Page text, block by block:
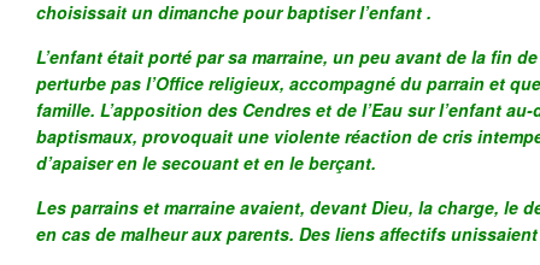
choisissait un dimanche pour baptiser l’enfant .
L’enfant était porté par sa marraine, un peu avant de la fin
perturbe pas l’Office religieux, accompagné du parrain et
famille. L’apposition des Cendres et de l’Eau sur l’enfant
baptismaux, provoquait une violente réaction de cris
d’apaiser en le secouant et en le berçant.
Les parrains et marraine avaient, devant Dieu, la charge, le
en cas de malheur aux parents. Des liens affectifs